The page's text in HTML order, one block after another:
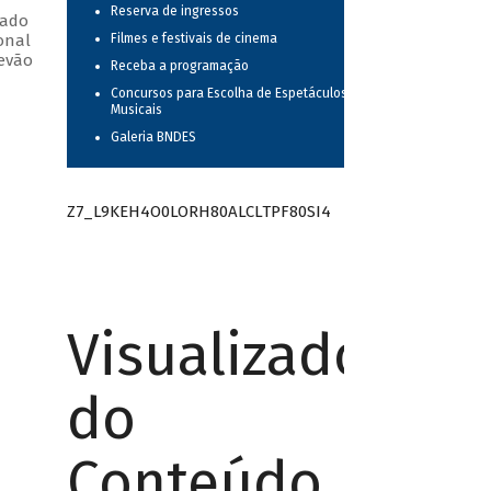
Reserva de ingressos
Filmes e festivais de cinema
Receba a programação
Concursos para Escolha de Espetáculos
Musicais
Galeria BNDES
Z7_L9KEH4O0LORH80ALCLTPF80SI4
Visualizador
do